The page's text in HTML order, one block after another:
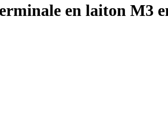
en laiton M3